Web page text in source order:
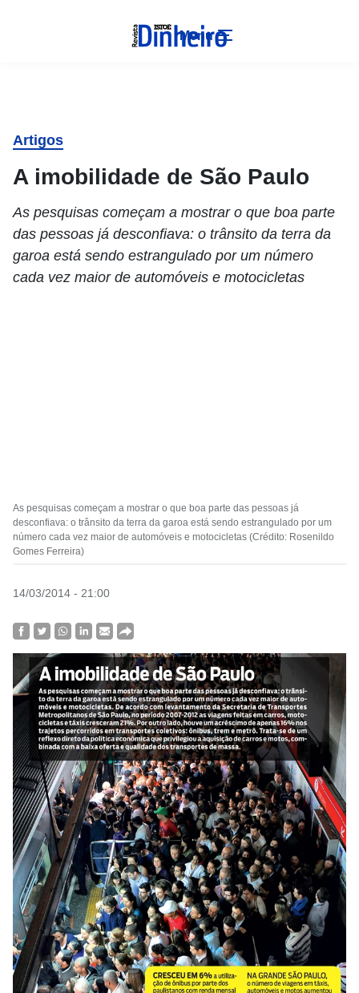
Menu
Artigos
A imobilidade de São Paulo
As pesquisas começam a mostrar o que boa parte
das pessoas já desconfiava: o trânsito da terra da
garoa está sendo estrangulado por um número
cada vez maior de automóveis e motocicletas
As pesquisas começam a mostrar o que boa parte das pessoas já
desconfiava: o trânsito da terra da garoa está sendo estrangulado por um
número cada vez maior de automóveis e motocicletas (Crédito: Rosenildo
Gomes Ferreira)
14/03/2014 - 21:00